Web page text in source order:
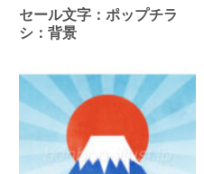
セール文字：ポップチラ
シ：背景